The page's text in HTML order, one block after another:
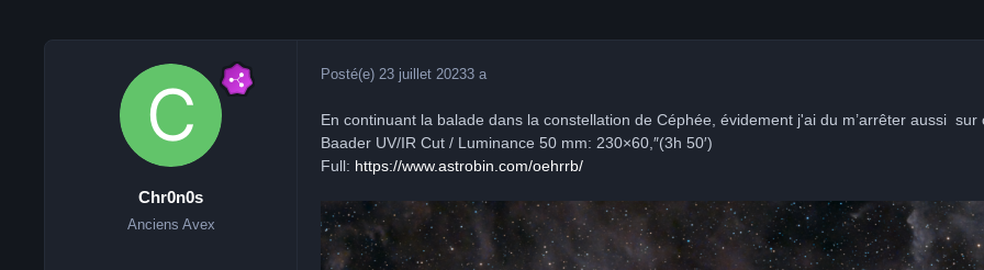
Chr0n0s
Anciens Avex
Posté(e) 23 juillet 20233 a
En continuant la balade dans la constellation de Céphée, évidement j'ai du m’arrêter aussi
Baader UV/IR Cut / Luminance 50 mm: 230×60,″(3h 50′)
Full: https://www.astrobin.com/oehrrb/